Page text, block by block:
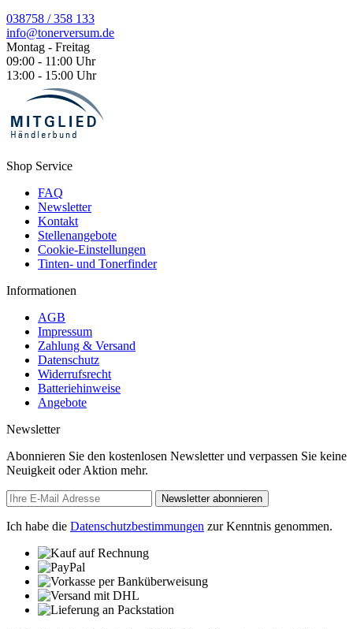
038758 / 358 133
info@tonerversum.de
Montag - Freitag
09:00 - 11:00 Uhr
13:00 - 15:00 Uhr
Shop Service
FAQ
Newsletter
Kontakt
Stellenangebote
Cookie-Einstellungen
Tinten- und Tonerfinder
Informationen
AGB
Impressum
Zahlung & Versand
Datenschutz
Widerrufsrecht
Batteriehinweise
Angebote
Newsletter
Abonnieren Sie den kostenlosen Newsletter und verpassen Sie keine
Neuigkeit oder Aktion mehr.
Newsletter abonnieren
Ich habe die Datenschutzbestimmungen zur Kenntnis genommen.